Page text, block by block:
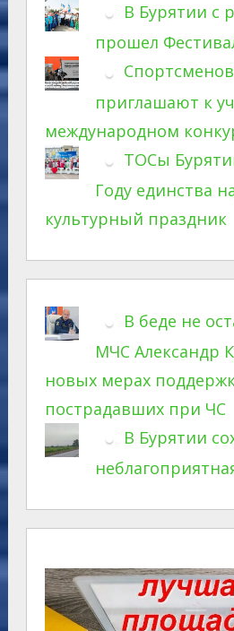
В Бурятии с
прошел
приглашают к
международном
ТОСы
Году единства
культурный праздник
В беде не
МЧС Александр
новых мерах
пострадавших при ЧС
В Бурятии